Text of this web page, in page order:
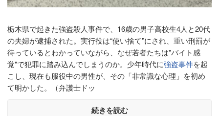
栃木県で起きた強盗殺人事件で、16歳の男子高校生4人と20代
の夫婦が逮捕された。実行役は“使い捨て”にされ、重い刑罰が
待っているとわかっていながら、なぜ若者たちは"バイト感
覚"で犯罪に踏み込んでしまうのか。少年時代に強盗事件を起
こし、現在も服役中の男性が、その「非常識な心理」を初め
て明かした。（弁護士ドッ
続きを読む